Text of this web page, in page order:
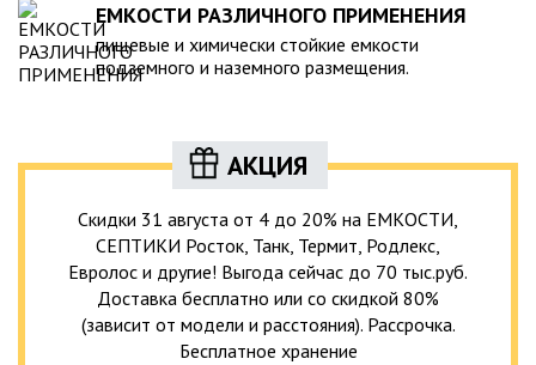
ЕМКОСТИ РАЗЛИЧНОГО ПРИМЕНЕНИЯ
пищевые и химически стойкие емкости
подземного и наземного размещения.
АКЦИЯ
Скидки 31 августа от 4 до 20% на ЕМКОСТИ,
СЕПТИКИ Росток, Танк, Термит, Родлекс,
Евролос и другие! Выгода сейчас до 70 тыс.руб.
Доставка бесплатно или со скидкой 80%
(зависит от модели и расстояния). Рассрочка.
Бесплатное хранение